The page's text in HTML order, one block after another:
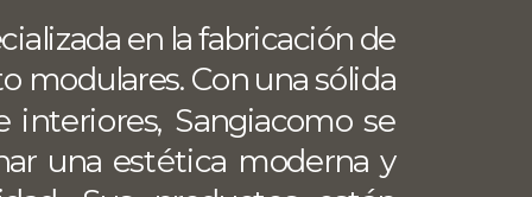
en la fabricación de
modulares. Con una sólida
Sangiacomo se
una estética moderna y